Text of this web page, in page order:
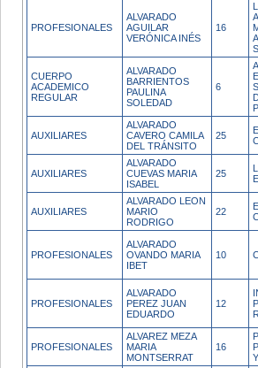
PROFESIONALES
ALVARADO
AGUILAR
VERÓNICA INÉS
16
CUERPO
ACADEMICO
REGULAR
ALVARADO
BARRIENTOS
PAULINA
SOLEDAD
6
AUXILIARES
ALVARADO
CAVERO CAMILA
DEL TRÁNSITO
25
AUXILIARES
ALVARADO
CUEVAS MARIA
ISABEL
25
AUXILIARES
ALVARADO LEON
MARIO
RODRIGO
22
PROFESIONALES
ALVARADO
OVANDO MARIA
IBET
10
PROFESIONALES
ALVARADO
PEREZ JUAN
EDUARDO
12
PROFESIONALES
ALVAREZ MEZA
MARIA
MONTSERRAT
16